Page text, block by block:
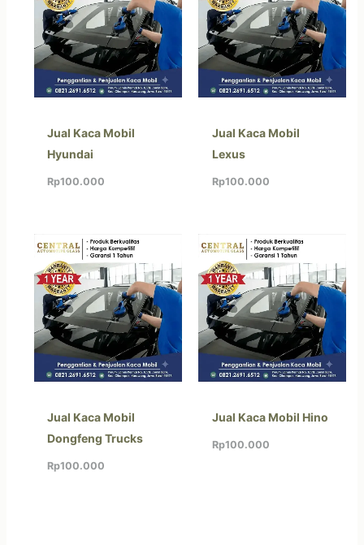
Jual Kaca Mobil
Hyundai
Rp100.000
Jual Kaca Mobil
Lexus
Rp100.000
Jual Kaca Mobil
Dongfeng Trucks
Rp100.000
Jual Kaca Mobil Hino
Rp100.000